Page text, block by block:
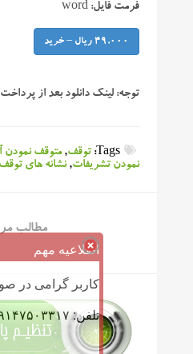
فرمت فایل: word
49,000 ریال – خرید
توجه: لینک دانلود بعد از
Tags: توقف,متوقف
نمودن تشریفات,نشانه های توقف
مطالب
اطلاعیه مهم
کاربر گرامی در
تلفن: ۰۹۱۴۷۵۰۳۳۱۷ (تلگرام یا تماس)